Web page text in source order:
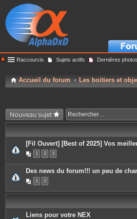
Raccourcis Sujets actifs Dernières photos
Accueil du forum Les boitiers et
Nouveau sujet
[Fil Ouvert] [Best of 2025] Vos
1 2 3
Des news du forum!!! un peu de
1 2
Liens pour votre NEX